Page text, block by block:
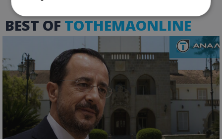
BEST OF TOTHEMAONLINE
Απολύτως απαραίτητα
Απόδοσης
Στόχευσης
Λειτουργικότητας
Μη ταξινομημένα
Τα απολύτως απαραίτητα cookies επιτρέπουν
βασικές λειτουργίες του ιστότοπου, όπως τη
σύνδεση χρήστη και τη διαχείριση λογαριασμού.
Ο ιστότοπος δεν μπορεί να χρησιμοποιηθεί σωστά
χωρίς τα απολύτως απαραίτητα cookies.
Ονοματεπώνυμο
Προμηθευτής
Πεδίο